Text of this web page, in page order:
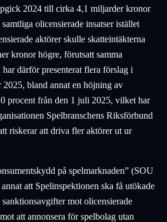
2024 till cirka 4,1 miljarder kronor
olicensierade insatser istället
aktörer skulle skatteintäkterna
kronor högre, förutsatt samma
därför presenterat flera förslag i
bland annat en höjning av
procent från den 1 juli 2025, vilket har
Spelbranschens Riksförbund
riskerar att driva fler aktörer ut ur
på spelmarknaden” (SOU
att Spelinspektionen ska få utökade
mot olicensierade
att annonsera för spelbolag utan